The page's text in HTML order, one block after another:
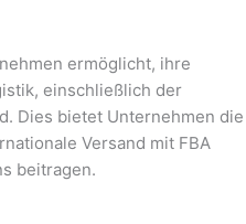
ermöglicht, ihre
einschließlich der
Dies bietet Unternehmen die
Versand mit FBA
beitragen.